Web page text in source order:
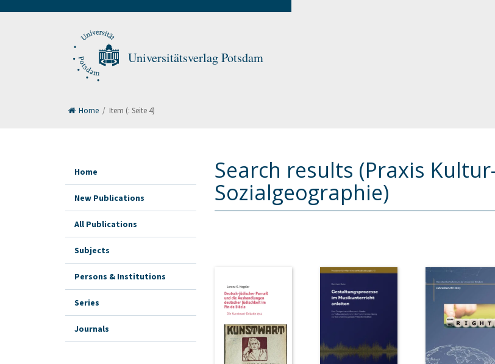
Universitätsverlag Potsdam
Home / Item (: Seite 4)
Search results (Praxis
Sozialgeographie)
Home
New Publications
All Publications
Subjects
Persons & Institutions
Series
Journals